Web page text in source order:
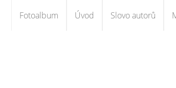
Fotoalbum Úvod Slovo autorů